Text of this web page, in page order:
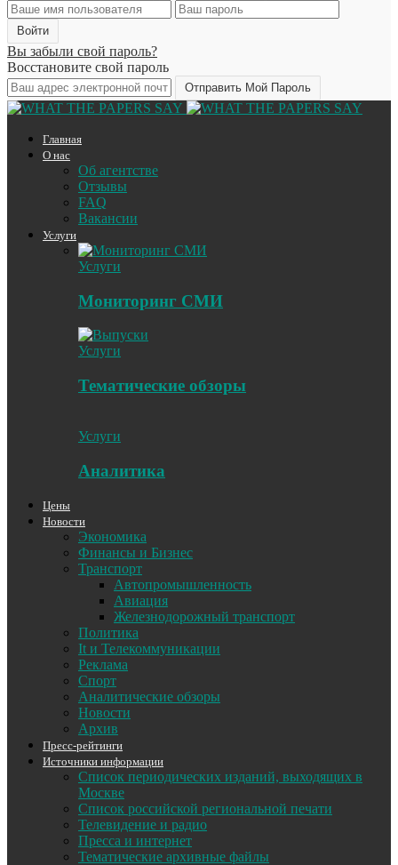
Вы забыли свой пароль?
Восстановите свой пароль
Главная
О нас
Об агентстве
Отзывы
FAQ
Вакансии
Услуги
Услуги
Мониторинг СМИ
Услуги
Тематические обзоры
Услуги
Аналитика
Цены
Новости
Экономика
Финансы и Бизнес
Транспорт
Автопромышленность
Авиация
Железнодорожный транспорт
Политика
It и Телекоммуникации
Реклама
Спорт
Аналитические обзоры
Новости
Архив
Пресс-рейтинги
Источники информации
Список периодических изданий, выходящих в
Москве
Список российской региональной печати
Телевидение и радио
Пресса и интернет
Тематические архивные файлы